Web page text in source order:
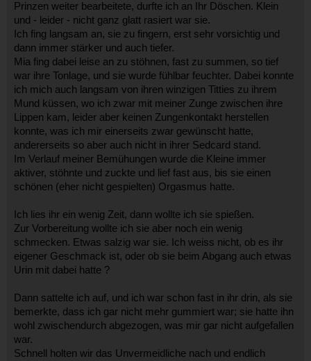
Prinzen weiter bearbeitete, durfte ich an Ihr Döschen. Klein
und - leider - nicht ganz glatt rasiert war sie.
Ich fing langsam an, sie zu fingern, erst sehr vorsichtig und
dann immer stärker und auch tiefer.
Mia fing dabei leise an zu stöhnen, fast zu summen, so tief
war ihre Tonlage, und sie wurde fühlbar feuchter. Dabei konnte
ich mich auch langsam von ihren winzigen Titties zu ihrem
Mund küssen, wo ich zwar mit meiner Zunge zwischen ihre
Lippen kam, leider aber keinen Zungenkontakt herstellen
konnte, was ich mir einerseits zwar gewünscht hatte,
andererseits so aber auch nicht in ihrer Sedcard stand.
Im Verlauf meiner Bemühungen wurde die Kleine immer
aktiver, stöhnte und zuckte und lief fast aus, bis sie einen
schönen (eher nicht gespielten) Orgasmus hatte.
Ich lies ihr ein wenig Zeit, dann wollte ich sie spießen.
Zur Vorbereitung wollte ich sie aber noch ein wenig
schmecken. Etwas salzig war sie. Ich weiss nicht, ob es ihr
eigener Geschmack ist, oder ob sie beim Abgang auch etwas
Urin mit dabei hatte ?
Dann sattelte ich auf, und ich war schon fast in ihr drin, als sie
bemerkte, dass ich gar nicht mehr gummiert war; sie hatte ihn
wohl zwischendurch abgezogen, was mir gar nicht aufgefallen
war.
Schnell holten wir das Unvermeidliche nach und endlich